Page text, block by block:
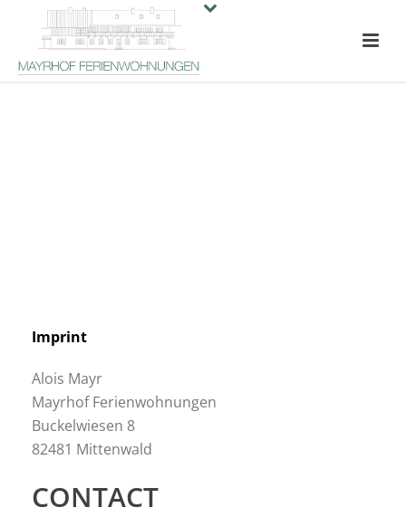
Imprint
Alois Mayr
Mayrhof Ferienwohnungen
Buckelwiesen 8
82481 Mittenwald
CONTACT